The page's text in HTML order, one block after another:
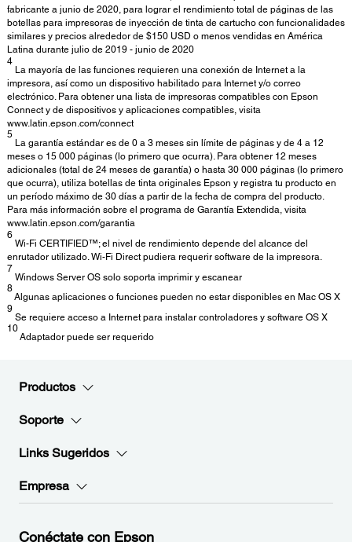
fabricante a junio de 2020, para lograr el rendimiento total de páginas de las
botellas para impresoras de inyección de tinta de cartucho con funcionalidades
similares y precios alrededor de $150 USD o menos vendidas en América
Latina durante julio de 2019 - junio de 2020
4
La mayoría de las funciones requieren una conexión de Internet a la
impresora, así como un dispositivo habilitado para Internet y/o correo
electrónico. Para obtener una lista de impresoras compatibles con Epson
Connect y de dispositivos y aplicaciones compatibles, visita
www.latin.epson.com/connect
5
La garantía estándar es de 0 a 3 meses sin límite de páginas y de 4 a 12
meses o 15 000 páginas (lo primero que ocurra). Para obtener 12 meses
adicionales (total de 24 meses de garantía) o hasta 30 000 páginas (lo primero
que ocurra), utiliza botellas de tinta originales Epson y registra tu producto en
un período máximo de 30 días a partir de la fecha de compra del producto.
Para más información sobre el programa de Garantía Extendida, visita
www.latin.epson.com/garantia
6
Wi-Fi CERTIFIED™; el nivel de rendimiento depende del alcance del
enrutador utilizado. Wi-Fi Direct pudiera requerir software de la impresora.
7
Windows Server OS solo soporta imprimir y escanear
8
Algunas aplicaciones o funciones pueden no estar disponibles en Mac OS X
9
Se requiere acceso a Internet para instalar controladores y software OS X
10
Adaptador puede ser requerido
Productos
Soporte
Links Sugeridos
Empresa
Conéctate con Epson